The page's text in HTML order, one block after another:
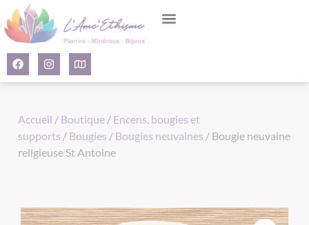
Accueil / Boutique / Encens, bougies et
supports / Bougies / Bougies neuvaines / Bougie neuvaine
religieuse St Antoine
Panneau de gestion des cookies